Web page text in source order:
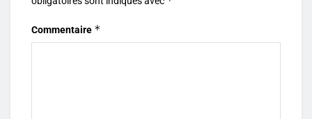
Commentaire *